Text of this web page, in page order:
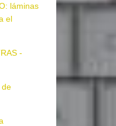
láminas
el
-
de